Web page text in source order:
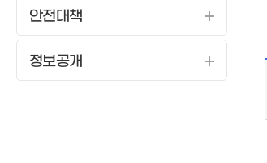
안전대책
정보공개